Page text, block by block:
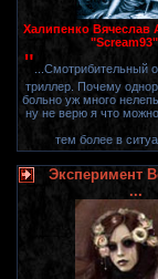
Халипенко Вячеслав
"Scream93"
" ...Смотрибительный
триллер. Почему
больно уж много
ну не верю я что можно
тем более в
Эксперимент
...